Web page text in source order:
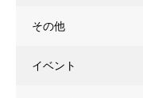
その他
イベント